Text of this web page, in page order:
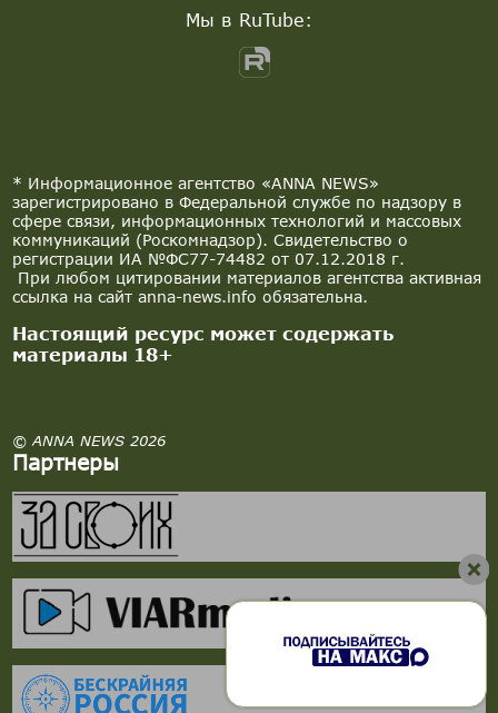
* Информационное агентство «ANNA NEWS»
зарегистрировано в Федеральной службе по надзору в
сфере связи, информационных технологий и массовых
коммуникаций (Роскомнадзор). Свидетельство о
регистрации ИА №ФС77-74482 от 07.12.2018 г.
При любом цитировании материалов агентства активная
ссылка на сайт anna-news.info обязательна.
Настоящий ресурс может содержать
материалы 18+
© ANNA NEWS 2026
Партнеры
Мы в RuTube: